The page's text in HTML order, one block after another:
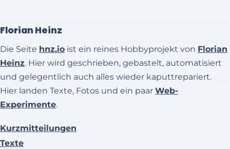
Florian Heinz
Die Seite hnz.io ist ein reines Hobbyprojekt von Florian
Heinz. Hier wird geschrieben, gebastelt, automatisiert
und gelegentlich auch alles wieder kaputtrepariert.
Hier landen Texte, Fotos und ein paar Web-
Experimente.
Kurzmitteilungen
Texte